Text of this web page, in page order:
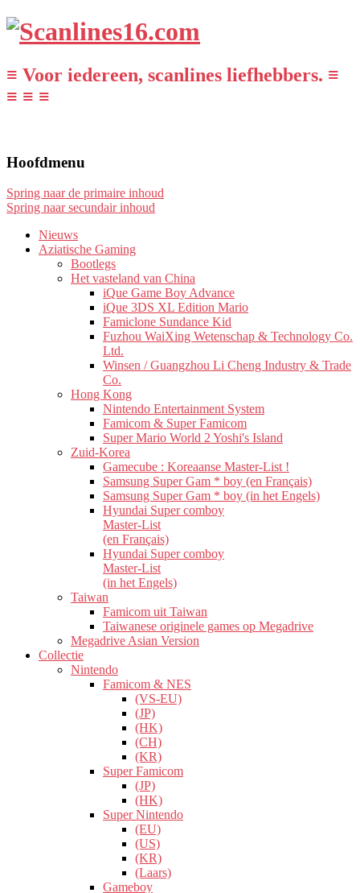
≡ Voor iedereen, scanlines liefhebbers. ≡
≡ ≡ ≡
Hoofdmenu
Spring naar de primaire inhoud
Spring naar secundair inhoud
Nieuws
Aziatische Gaming
Bootlegs
Het vasteland van China
iQue Game Boy Advance
iQue 3DS XL Edition Mario
Famiclone Sundance Kid
Fuzhou WaiXing Wetenschap & Technology Co.
Ltd.
Winsen / Guangzhou Li Cheng Industry & Trade
Co.
Hong Kong
Nintendo Entertainment System
Famicom & Super Famicom
Super Mario World 2 Yoshi's Island
Zuid-Korea
Gamecube : Koreaanse Master-List !
Samsung Super Gam * boy (en Français)
Samsung Super Gam * boy (in het Engels)
Hyundai Super comboy
Master-List
(en Français)
Hyundai Super comboy
Master-List
(in het Engels)
Taiwan
Famicom uit Taiwan
Taiwanese originele games op Megadrive
Megadrive Asian Version
Collectie
Nintendo
Famicom & NES
(VS-EU)
(JP)
(HK)
(CH)
(KR)
Super Famicom
(JP)
(HK)
Super Nintendo
(EU)
(US)
(KR)
(Laars)
Gameboy